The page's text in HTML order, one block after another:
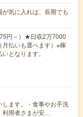
気に入れば、長期でも
円～）★日収2万7000
払いも選べます）※稼
となります。
ます。・食事やお手洗
利用者さまが安…